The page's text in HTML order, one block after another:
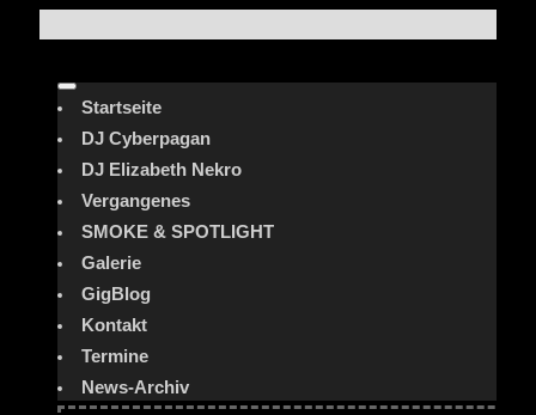
Startseite
DJ Cyberpagan
DJ Elizabeth Nekro
Vergangenes
SMOKE & SPOTLIGHT
Galerie
GigBlog
Kontakt
Termine
News-Archiv